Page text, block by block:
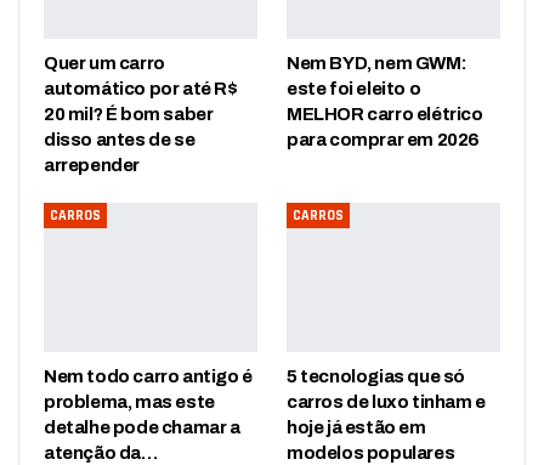
Quer um carro
automático por até R$
20 mil? É bom saber
disso antes de se
arrepender
Nem BYD, nem GWM:
este foi eleito o
MELHOR carro elétrico
para comprar em 2026
CARROS
Nem todo carro antigo é
problema, mas este
detalhe pode chamar a
atenção da…
CARROS
5 tecnologias que só
carros de luxo tinham e
hoje já estão em
modelos populares